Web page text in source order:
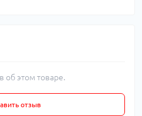
об этом товаре.
отзыв